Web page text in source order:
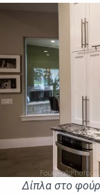
Δίπλα στο